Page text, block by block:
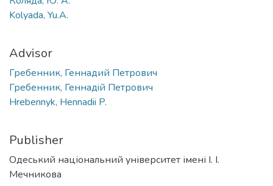
Kolyada, Yu.A.
Advisor
Гребенник, Геннадий Петрович
Гребенник, Геннадiй Петрович
Hrebennyk, Hennadii P.
Publisher
Одеський національний університет імені І. І.
Мечникова